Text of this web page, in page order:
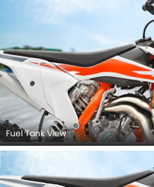
Fuel Tank View